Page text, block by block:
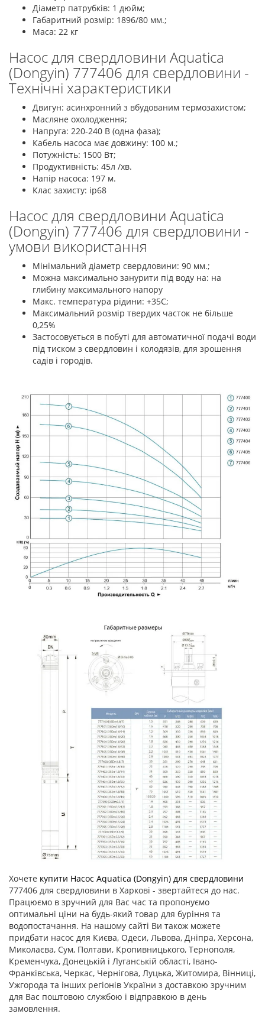
Діаметр патрубків: 1 дюйм;
Габаритний розмір: 1896/80 мм.;
Маса: 22 кг
Насос для свердловини Aquatica
(Dongyin) 777406 для свердловини -
Технічні характеристики
Двигун: асинхронний з вбудованим термозахистом;
Масляне охолодження;
Напруга: 220-240 В (одна фаза);
Кабель насоса має довжину: 100 м.;
Потужність: 1500 Вт;
Продуктивність: 45л /хв.
Напір насоса: 197 м.
Клас захисту: ip68
Насос для свердловини Aquatica
(Dongyin) 777406 для свердловини -
умови використання
Мінімальний діаметр свердловини: 90 мм.;
Можна максимально занурити під воду на: на
глибину максимального напору
Макс. температура рідини: +35С;
Максимальний розмір твердих часток не більше
0,25%
Застосовується в побуті для автоматичної подачі води
під тиском з свердловин і колодязів, для зрошення
садів і городів.
Хочете купити Насос Aquatica (Dongyin) для свердловини
777406 для свердловини в Харкові - звертайтеся до нас.
Працюємо в зручний для Вас час та пропонуємо
оптимальні ціни на будь-який товар для буріння та
водопостачання. На нашому сайті Ви також можете
придбати насос для Києва, Одеси, Львова, Дніпра, Херсона,
Миколаєва, Сум, Полтави, Кропивницького, Тернополя,
Кременчука, Донецькій і Луганській області, Івано-
Франківська, Черкас, Чернігова, Луцька, Житомира, Вінниці,
Ужгорода та інших регіонів України з доставкою зручним
для Вас поштовою службою і відправкою в день
замовлення.